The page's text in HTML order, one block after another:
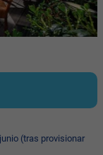
(tras provisionar